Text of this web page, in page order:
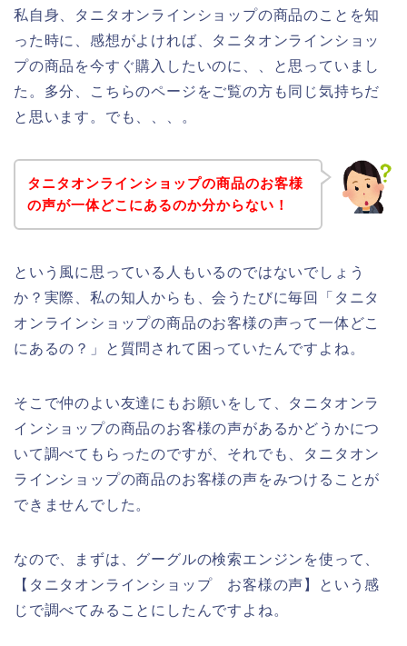
私自身、タニタオンラインショップの商品のことを知
った時に、感想がよければ、タニタオンラインショッ
プの商品を今すぐ購入したいのに、、と思っていまし
た。多分、こちらのページをご覧の方も同じ気持ちだ
と思います。でも、、、。
タニタオンラインショップの商品のお客様
の声が一体どこにあるのか分からない！
という風に思っている人もいるのではないでしょう
か？実際、私の知人からも、会うたびに毎回「タニタ
オンラインショップの商品のお客様の声って一体どこ
にあるの？」と質問されて困っていたんですよね。
そこで仲のよい友達にもお願いをして、タニタオンラ
インショップの商品のお客様の声があるかどうかにつ
いて調べてもらったのですが、それでも、タニタオン
ラインショップの商品のお客様の声をみつけることが
できませんでした。
なので、まずは、グーグルの検索エンジンを使って、
【タニタオンラインショップ お客様の声】という感
じで調べてみることにしたんですよね。